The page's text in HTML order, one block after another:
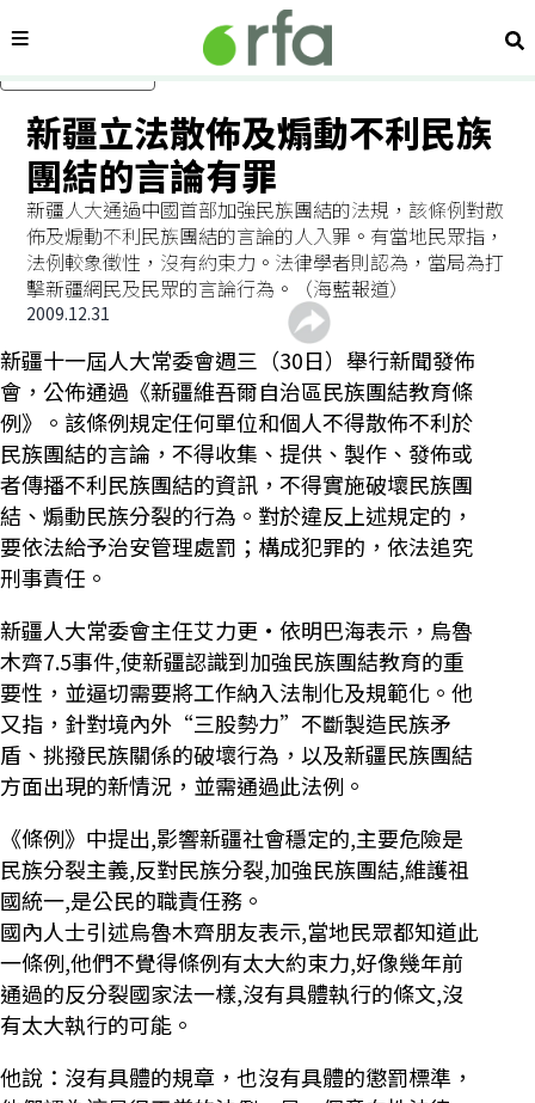
內容分類 搜
新疆立法散佈及煽動不利民族
團結的言論有罪
新疆人大通過中國首部加強民族團結的法規，該條例對散
佈及煽動不利民族團結的言論的人入罪。有當地民眾指，
法例較象徵性，沒有約束力。法律學者則認為，當局為打
擊新疆網民及民眾的言論行為。（海藍報道）
2009.12.31
新疆十一屆人大常委會週三（30日）舉行新聞發佈
會，公佈通過《新疆維吾爾自治區民族團結教育條
例》。該條例規定任何單位和個人不得散佈不利於
民族團結的言論，不得收集、提供、製作、發佈或
者傳播不利民族團結的資訊，不得實施破壞民族團
結、煽動民族分裂的行為。對於違反上述規定的，
要依法給予治安管理處罰；構成犯罪的，依法追究
刑事責任。
新疆人大常委會主任艾力更•依明巴海表示，烏魯
木齊7.5事件,使新疆認識到加強民族團結教育的重
要性，並逼切需要將工作納入法制化及規範化。他
又指，針對境內外“三股勢力”不斷製造民族矛
盾、挑撥民族關係的破壞行為，以及新疆民族團結
方面出現的新情況，並需通過此法例。
《條例》中提出,影響新疆社會穩定的,主要危險是
民族分裂主義,反對民族分裂,加強民族團結,維護祖
國統一,是公民的職責任務。
國內人士引述烏魯木齊朋友表示,當地民眾都知道此
一條例,他們不覺得條例有太大約束力,好像幾年前
通過的反分裂國家法一樣,沒有具體執行的條文,沒
有太大執行的可能。
他說：沒有具體的規章，也沒有具體的懲罰標準，